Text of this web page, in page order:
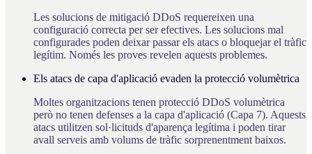
Les solucions de mitigació DDoS requereixen una
configuració correcta per ser efectives. Les solucions mal
configurades poden deixar passar els atacs o bloquejar el tràfic
legítim. Només les proves revelen aquests problemes.
Els atacs de capa d'aplicació evaden la protecció volumètrica
Moltes organitzacions tenen protecció DDoS volumètrica
però no tenen defenses a la capa d'aplicació (Capa 7). Aquests
atacs utilitzen sol·licituds d'aparença legítima i poden tirar
avall serveis amb volums de tràfic sorprenentment baixos.